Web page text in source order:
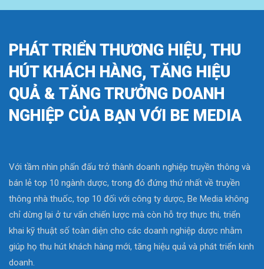
PHÁT TRIỂN THƯƠNG HIỆU, THU
HÚT KHÁCH HÀNG, TĂNG HIỆU
QUẢ & TĂNG TRƯỞNG DOANH
NGHIỆP CỦA BẠN VỚI BE MEDIA
Với tầm nhìn phấn đấu trở thành doanh nghiệp truyền thông và
bán lẻ top 10 ngành dược, trong đó đứng thứ nhất về truyền
thông nhà thuốc, top 10 đối với công ty dược, Be Media không
chỉ dừng lại ở tư vấn chiến lược mà còn hỗ trợ thực thi, triển
khai kỹ thuật số toàn diện cho các doanh nghiệp dược nhằm
giúp họ thu hút khách hàng mới, tăng hiệu quả và phát triển kinh
doanh.